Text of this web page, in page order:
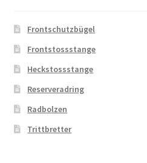
Frontschutzbügel
Frontstossstange
Heckstossstange
Reserveradring
Radbolzen
Trittbretter